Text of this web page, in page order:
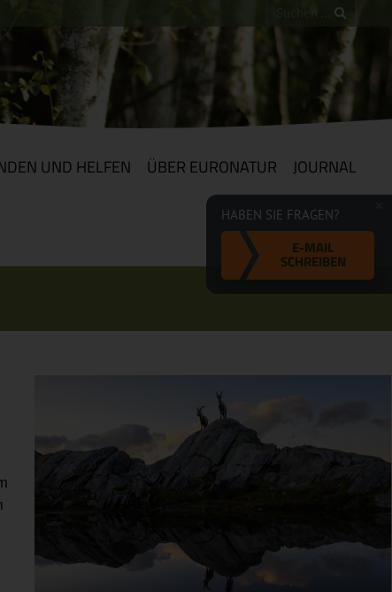
UND HELFEN ÜBER EURONATUR JOURNAL
HABEN SIE FRAGEN?
E-MAIL
SCHREIBEN